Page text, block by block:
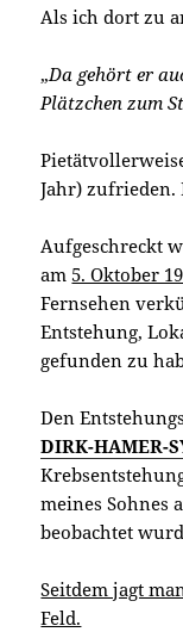
Als ich dort zu
„Da gehört er
Plätzchen zum
Jahr) zufrieden.
Aufgeschreckt
am 5. Oktober
Fernsehen
Entstehung,
gefunden zu
Den
DIRK-HAMER-
meines Sohnes
beobachtet
Seitdem jagt
Feld.